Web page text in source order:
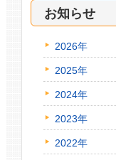
お知らせ
2026年
2025年
2024年
2023年
2022年